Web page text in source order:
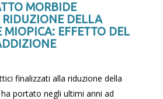
MORBIDE
DELLA
MIOPICA: EFFETTO DEL
finalizzati alla riduzione della
portato negli ultimi anni ad